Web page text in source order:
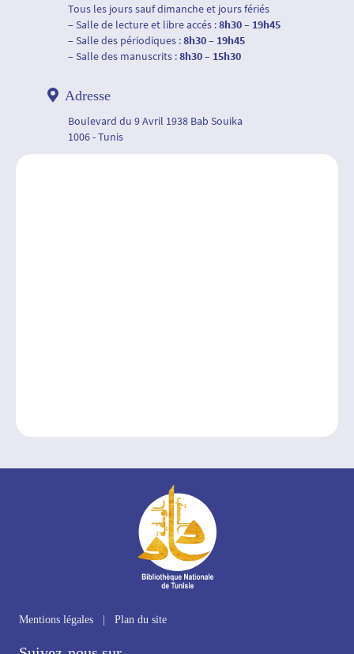
Tous les jours sauf dimanche et jours fériés
– Salle de lecture et libre accés :8h30 – 19h45
– Salle des périodiques :8h30 – 19h45
– Salle des manuscrits :8h30 – 15h30
Adresse
Boulevard du 9 Avril 1938 Bab Souika
1006 - Tunis
Mentions légales Plan du site